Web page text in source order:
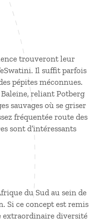
trouveront leur
Il suffit parfois
pépites méconnues.
reliant Potberg
sauvages où se griser
fréquentée route des
sont d’intéressants
du Sud au sein de
Si ce concept est remis
extraordinaire diversité